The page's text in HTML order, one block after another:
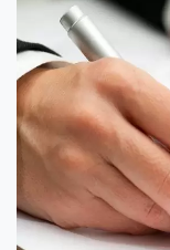
Gestão
Cases
e
Depoimentos
Blog
Contato